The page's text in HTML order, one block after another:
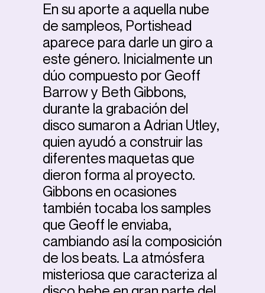
En su aporte a aquella nube
de sampleos, Portishead
aparece para darle un giro a
este género. Inicialmente un
dúo compuesto por Geoff
Barrow y Beth Gibbons,
durante la grabación del
disco sumaron a Adrian Utley,
quien ayudó a construir las
diferentes maquetas que
dieron forma al proyecto.
Gibbons en ocasiones
también tocaba los samples
que Geoff le enviaba,
cambiando así la composición
de los beats. La atmósfera
misteriosa que caracteriza al